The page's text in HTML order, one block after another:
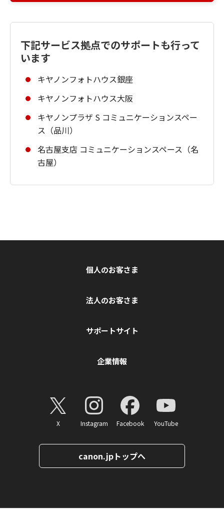
下記サービス拠点でのサポートも行って
います
キヤノンフォトハウス銀座
キヤノンフォトハウス大阪
キヤノンプラザ S コミュニケーションスペー
ス（品川）
名古屋支店 コミュニケーションスペース（名
古屋）
個人のお客さま
法人のお客さま
サポートサイト
企業情報
X Instagram Facebook YouTube
canon.jpトップへ